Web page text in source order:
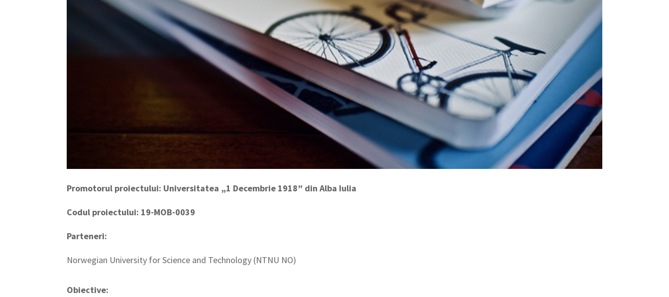
Promotorul proiectului: Universitatea „1 Decembrie 1918” din Alba Iulia
Codul proiectului: 19-MOB-0039
Parteneri:
Norwegian University for Science and Technology (NTNU NO)
Obiective: